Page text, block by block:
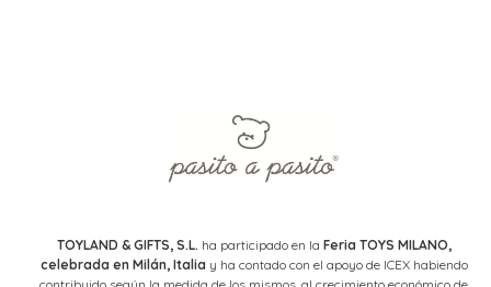
TOYLAND & GIFTS, S.L. ha participado en la Feria TOYS MILANO,
celebrada en Milán, Italiay ha contado con el apoyo de ICEX habiendo